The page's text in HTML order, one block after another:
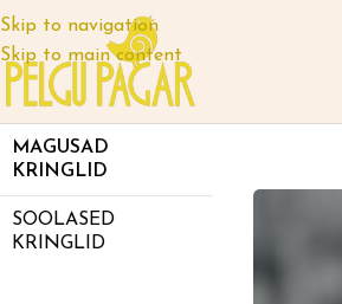
Skip to navigation
Skip to main content
MAGUSAD
KRINGLID
SOOLASED
KRINGLID